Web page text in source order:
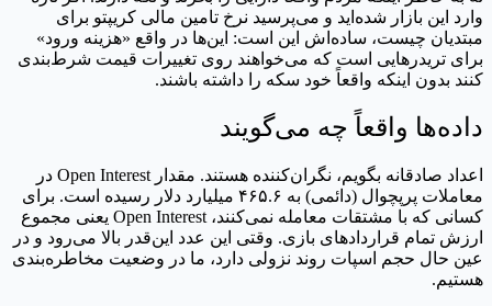
وارد این بازار شده‌اید و می‌پرسید نرخ تامین مالی کریپتو برای
مبتدیان چیست، ساده‌اش این است: این‌ها در واقع «هزینه ورود»
برای تریدرهایی است که می‌خواهند روی تغییرات قیمت شرط‌بندی
کنند بدون اینکه واقعاً خود سکه را داشته باشند.
داده‌ها واقعاً چه می‌گویند
اعداد صادقانه بگویم، نگران‌کننده هستند. مقدار Open Interest در
معاملات پرپچوال (دائمی) به ۴۶۵.۶ میلیارد دلار رسیده است. برای
کسانی که با مشتقات معامله نمی‌کنند، Open Interest یعنی مجموع
ارزش تمام قراردادهای بازی. وقتی این عدد این‌قدر بالا می‌رود و در
عین حال حجم اسپات روند نزولی دارد، ما در وضعیت مخاطره‌بندی
هستیم.